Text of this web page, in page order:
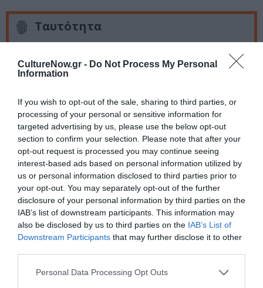
CultureNow.gr - Do Not Process My Personal
Information
If you wish to opt-out of the sale, sharing to third parties, or
processing of your personal or sensitive information for
targeted advertising by us, please use the below opt-out
section to confirm your selection. Please note that after your
opt-out request is processed you may continue seeing
interest-based ads based on personal information utilized by
us or personal information disclosed to third parties prior to
your opt-out. You may separately opt-out of the further
disclosure of your personal information by third parties on the
IAB’s list of downstream participants. This information may
also be disclosed by us to third parties on the IAB’s List of
Downstream Participants that may further disclose it to other
Personal Data Processing Opt Outs
Ταυτότητα
Ηλικία: Από 8 ετών, Σχήμα: 14 x
20,5, Σελίδες: 64, ISBN: 978-618-03-0703-0, Τιμή: 7,70 €,
2016
Ακολουθήστε το Culturenow.gr στο Google News
μάθετε πρώτοι όλες τις ειδήσεις
Δείτε όλα τατελευταία νέαγια την Τέχνη και τον
Πολιτισμό στοCulturenow.gr
Νέοι Διαγωνισμοί ❯
Tags
ΕΚΔΟΣΕΙΣ ΜΕΤΑΙΧΜΙΟ